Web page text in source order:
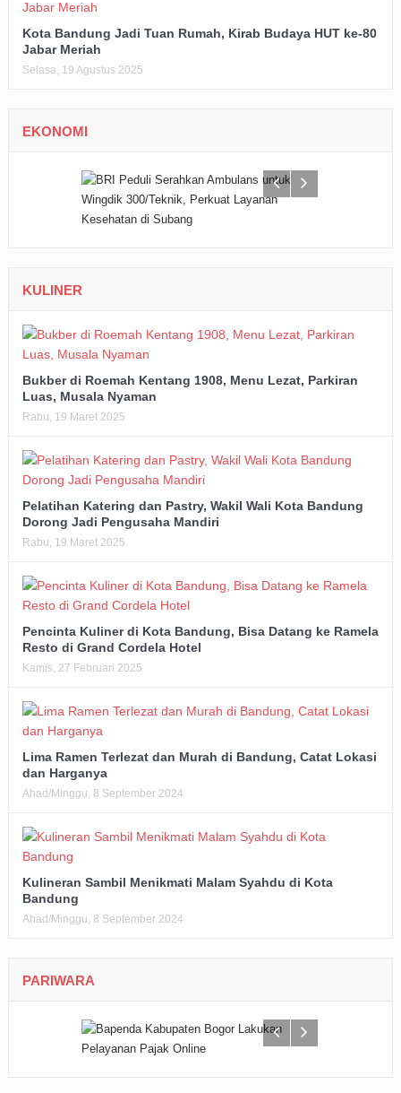
Kota Bandung Jadi Tuan Rumah, Kirab Budaya HUT ke-80
Jabar Meriah
Selasa, 19 Agustus 2025
EKONOMI
KULINER
Bukber di Roemah Kentang 1908, Menu Lezat, Parkiran
Luas, Musala Nyaman
Rabu, 19 Maret 2025
Pelatihan Katering dan Pastry, Wakil Wali Kota Bandung
Dorong Jadi Pengusaha Mandiri
Rabu, 19 Maret 2025
Pencinta Kuliner di Kota Bandung, Bisa Datang ke Ramela
Resto di Grand Cordela Hotel
Kamis, 27 Februari 2025
Lima Ramen Terlezat dan Murah di Bandung, Catat Lokasi
dan Harganya
Ahad/Minggu, 8 September 2024
Kulineran Sambil Menikmati Malam Syahdu di Kota
Bandung
Ahad/Minggu, 8 September 2024
PARIWARA